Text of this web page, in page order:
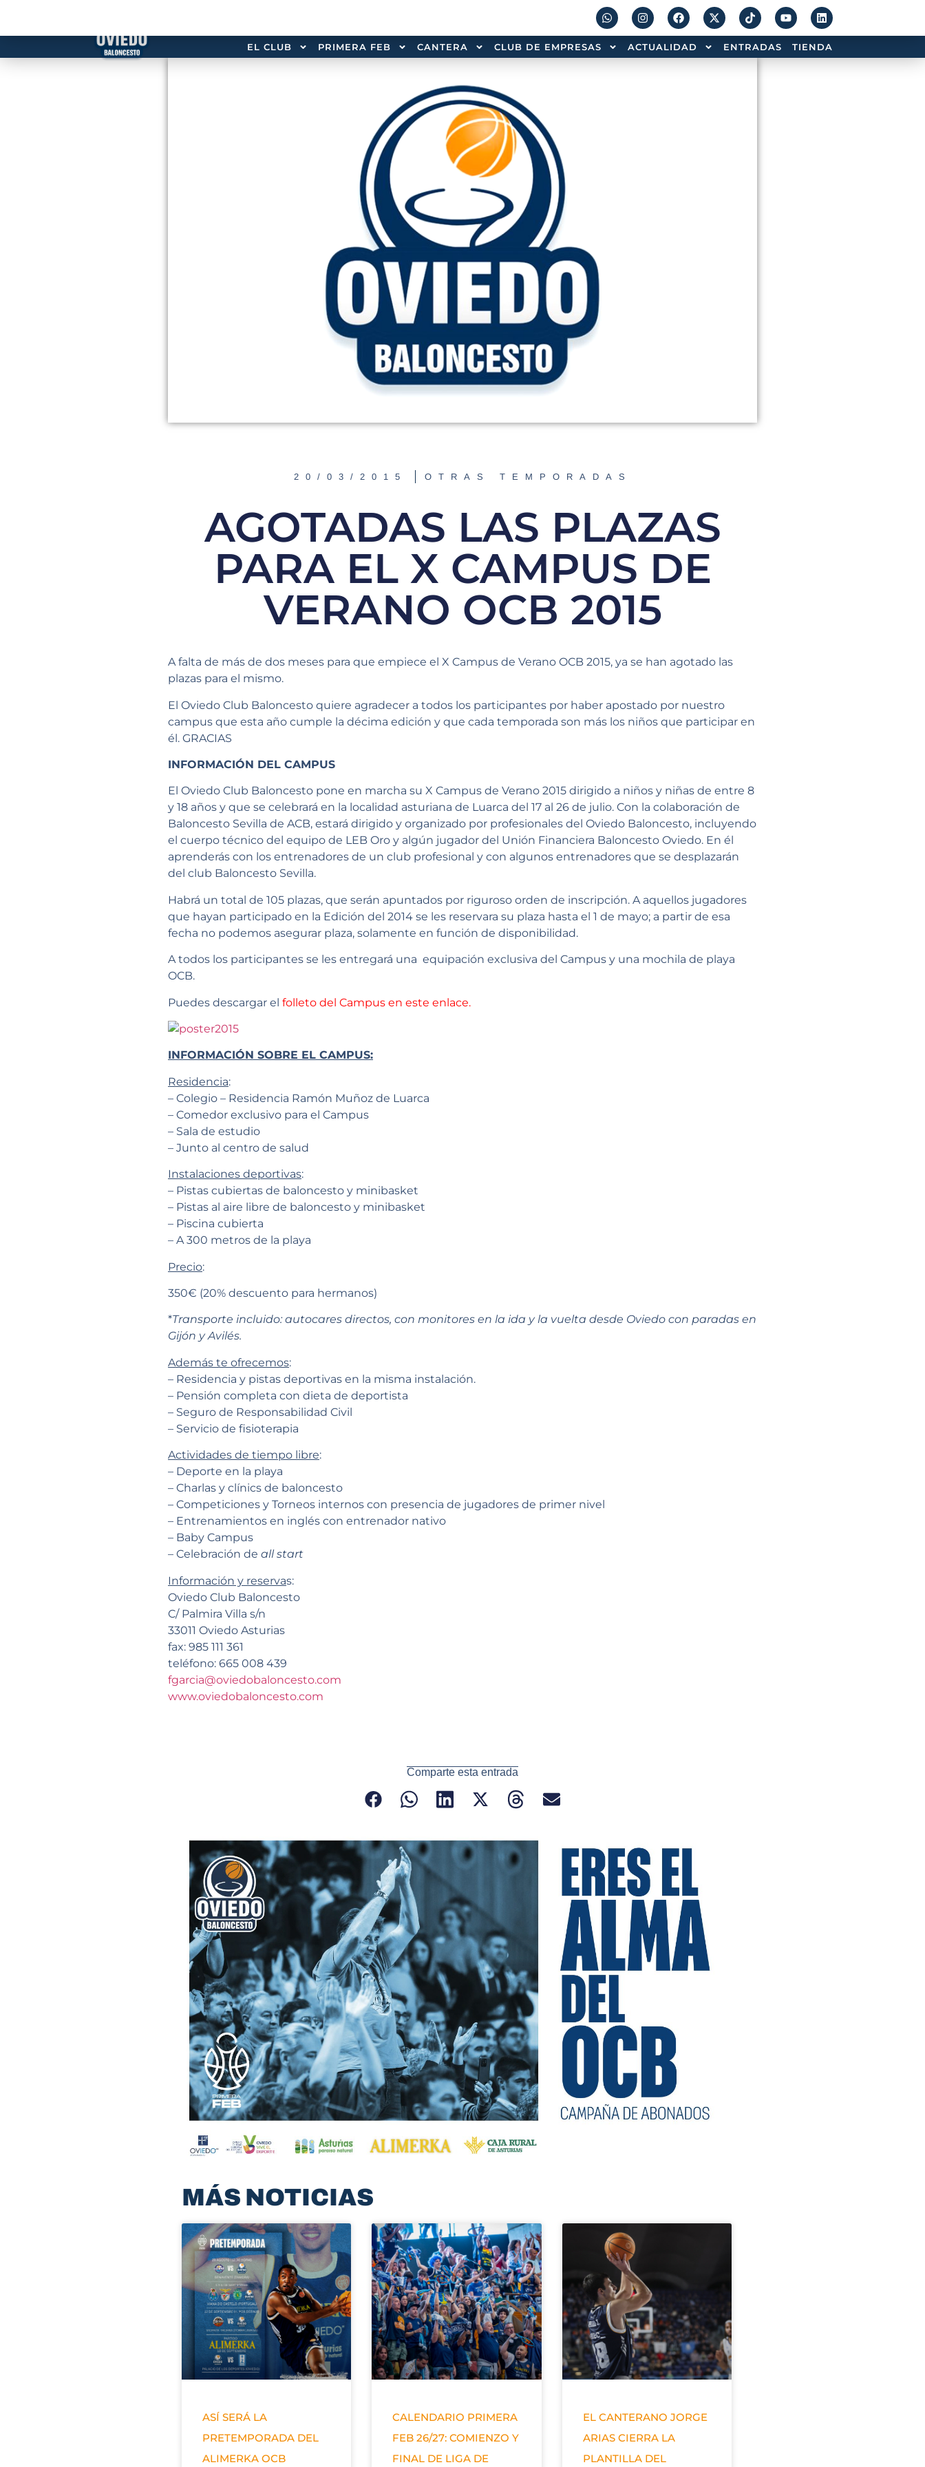
EL CLUB PRIMERA FEB CANTERA CLUB DE EMPRESAS ACTUALIDAD ENTRADAS TIENDA
20/03/2015 OTRAS TEMPORADAS
AGOTADAS LAS PLAZAS
PARA EL X CAMPUS DE
VERANO OCB 2015
A falta de más de dos meses para que empiece el X Campus de Verano OCB 2015, ya se han agotado las
plazas para el mismo.
El Oviedo Club Baloncesto quiere agradecer a todos los participantes por haber apostado por nuestro
campus que esta año cumple la décima edición y que cada temporada son más los niños que participar en
él. GRACIAS
INFORMACIÓN DEL CAMPUS
El Oviedo Club Baloncesto pone en marcha su X Campus de Verano 2015 dirigido a niños y niñas de entre 8
y 18 años y que se celebrará en la localidad asturiana de Luarca del 17 al 26 de julio. Con la colaboración de
Baloncesto Sevilla de ACB, estará dirigido y organizado por profesionales del Oviedo Baloncesto, incluyendo
el cuerpo técnico del equipo de LEB Oro y algún jugador del Unión Financiera Baloncesto Oviedo. En él
aprenderás con los entrenadores de un club profesional y con algunos entrenadores que se desplazarán
del club Baloncesto Sevilla.
Habrá un total de 105 plazas, que serán apuntados por riguroso orden de inscripción. A aquellos jugadores
que hayan participado en la Edición del 2014 se les reservara su plaza hasta el 1 de mayo; a partir de esa
fecha no podemos asegurar plaza, solamente en función de disponibilidad.
A todos los participantes se les entregará una equipación exclusiva del Campus y una mochila de playa
OCB.
Puedes descargar el folleto del Campus en este enlace.
INFORMACIÓN SOBRE EL CAMPUS:
Residencia:
– Colegio – Residencia Ramón Muñoz de Luarca
– Comedor exclusivo para el Campus
– Sala de estudio
– Junto al centro de salud
Instalaciones deportivas:
– Pistas cubiertas de baloncesto y minibasket
– Pistas al aire libre de baloncesto y minibasket
– Piscina cubierta
– A 300 metros de la playa
Precio:
350€ (20% descuento para hermanos)
*Transporte incluido: autocares directos, con monitores en la ida y la vuelta desde Oviedo con paradas en
Gijón y Avilés.
Además te ofrecemos:
– Residencia y pistas deportivas en la misma instalación.
– Pensión completa con dieta de deportista
– Seguro de Responsabilidad Civil
– Servicio de fisioterapia
Actividades de tiempo libre:
– Deporte en la playa
– Charlas y clínics de baloncesto
– Competiciones y Torneos internos con presencia de jugadores de primer nivel
– Entrenamientos en inglés con entrenador nativo
– Baby Campus
– Celebración de all start
Información y reservas:
Oviedo Club Baloncesto
C/ Palmira Villa s/n
33011 Oviedo Asturias
fax: 985 111 361
teléfono: 665 008 439
fgarcia@oviedobaloncesto.com
www.oviedobaloncesto.com
Comparte esta entrada
MÁS NOTICIAS
ASÍ SERÁ LA
PRETEMPORADA DEL
ALIMERKA OCB
CALENDARIO PRIMERA
FEB 26/27: COMIENZO Y
FINAL DE LIGA DE
EL CANTERANO JORGE
ARIAS CIERRA LA
PLANTILLA DEL